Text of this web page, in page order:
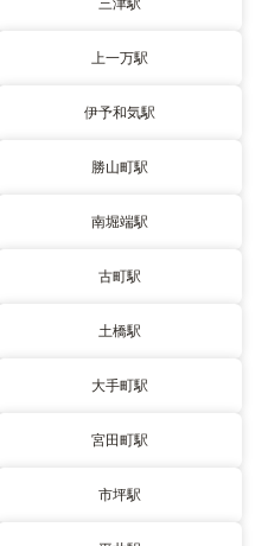
上一万駅
伊予和気駅
勝山町駅
南堀端駅
古町駅
土橋駅
大手町駅
宮田町駅
市坪駅